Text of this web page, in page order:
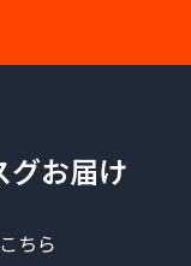
グお届け
ちら